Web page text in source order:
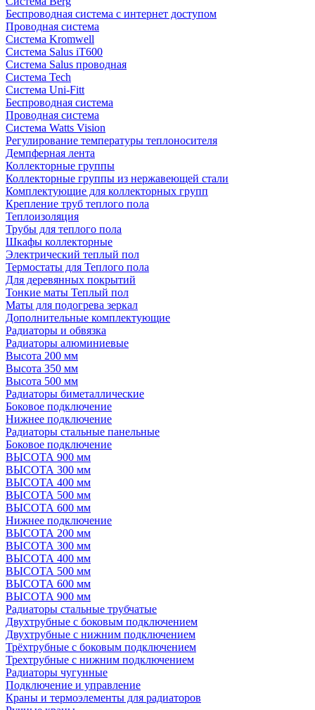
Беспроводная система с интернет доступом
Проводная система
Система Kromwell
Система Salus iT600
Система Salus проводная
Система Tech
Система Uni-Fitt
Беспроводная система
Проводная система
Система Watts Vision
Регулирование температуры теплоносителя
Демпферная лента
Коллекторные группы
Коллекторные группы из нержавеющей стали
Комплектующие для коллекторных групп
Крепление труб теплого пола
Теплоизоляция
Трубы для теплого пола
Шкафы коллекторные
Электрический теплый пол
Термостаты для Теплого пола
Для деревянных покрытий
Тонкие маты Теплый пол
Маты для подогрева зеркал
Дополнительные комплектующие
Радиаторы и обвязка
Радиаторы алюминиевые
Высота 200 мм
Высота 350 мм
Высота 500 мм
Радиаторы биметаллические
Боковое подключение
Нижнее подключение
Радиаторы стальные панельные
Боковое подключение
ВЫСОТА 900 мм
ВЫСОТА 300 мм
ВЫСОТА 400 мм
ВЫСОТА 500 мм
ВЫСОТА 600 мм
Нижнее подключение
ВЫСОТА 200 мм
ВЫСОТА 300 мм
ВЫСОТА 400 мм
ВЫСОТА 500 мм
ВЫСОТА 600 мм
ВЫСОТА 900 мм
Радиаторы стальные трубчатые
Двухтрубные с боковым подключением
Двухтрубные с нижним подключением
Трёхтрубные с боковым подключением
Трехтрубные с нижним подключением
Радиаторы чугунные
Подключение и управление
Краны и термоэлементы для радиаторов